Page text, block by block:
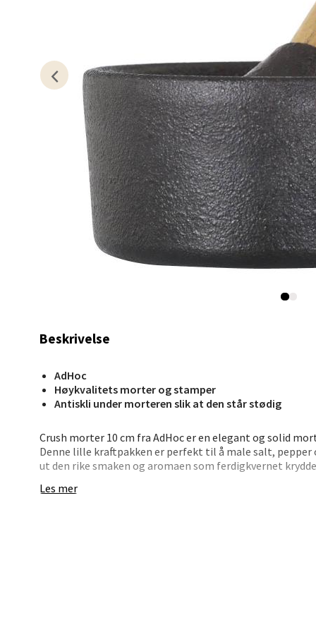
Beskrivelse
AdHoc
Høykvalitets morter og stamper
Antiskli under morteren slik at den står stødig
Crush morter 10 cm fra AdHoc er en elegant og solid
Denne lille kraftpakken er perfekt til å male salt, pepper
ut den rike smaken og aromaen som ferdigkvernet
Takket være den kompakte størrelsen er den enkel å ha
Les mer
Erich
3 i
Åpent
2 i
Madla
Åpent